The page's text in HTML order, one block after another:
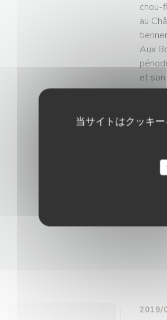
当サイトはクッキ
chou-
au
Aux
et
qu’il
à 27
chef
Paul
2019/